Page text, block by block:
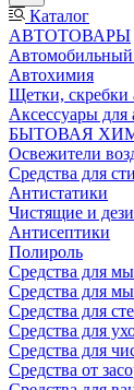
Каталог
АВТОТОВАРЫ
Автохимия
Щетки, скребки
Аксессуары для
БЫТОВАЯ
Освежители
Средства для
Антистатики
Чистящие и
Антисептики
Полироль
Средства для
Средства для
Средства для
Средства для
Средства для
Средства от